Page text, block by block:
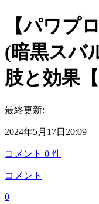
【パワプ
(暗黒スバ
肢と効果
最終更新:
2024年5月17日20:09
コメント 0 件
コメント
0